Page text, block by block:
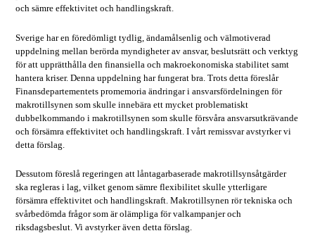
och sämre effektivitet och handlingskraft.
Sverige har en föredömligt tydlig, ändamålsenlig och välmotiverad
uppdelning mellan berörda myndigheter av ansvar, beslutsrätt och verktyg
för att upprätthålla den finansiella och makroekonomiska stabilitet samt
hantera kriser. Denna uppdelning har fungerat bra. Trots detta föreslår
Finansdepartementets promemoria ändringar i ansvarsfördelningen för
makrotillsynen som skulle innebära ett mycket problematiskt
dubbelkommando i makrotillsynen som skulle försvåra ansvarsutkrävande
och försämra effektivitet och handlingskraft. I vårt remissvar avstyrker vi
detta förslag.
Dessutom föreslå regeringen att låntagarbaserade makrotillsynsåtgärder
ska regleras i lag, vilket genom sämre flexibilitet skulle ytterligare
försämra effektivitet och handlingskraft. Makrotillsynen rör tekniska och
svårbedömda frågor som är olämpliga för valkampanjer och
riksdagsbeslut. Vi avstyrker även detta förslag.